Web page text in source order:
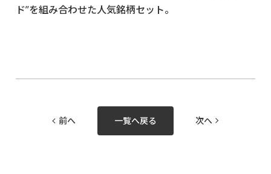
ド”を組み合わせた人気銘柄セット。
前へ 一覧へ戻る 次へ